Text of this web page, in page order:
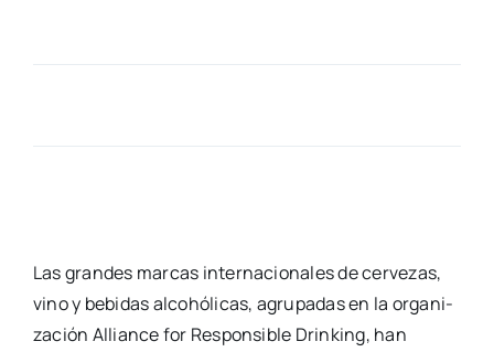
Las gran­des mar­cas inter­na­cio­na­les de cer­ve­zas,
vino y bebi­das alcohó­li­cas, agru­pa­das en la orga­ni­
za­ción Allian­ce for Res­pon­si­ble Drin­king, han